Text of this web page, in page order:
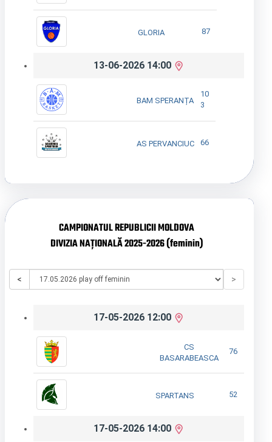
GLORIA 87
13-06-2026 14:00
BAM SPERANȚA
10
3
AS PERVANCIUC 66
CAMPIONATUL REPUBLICII MOLDOVA
DIVIZIA NAȚIONALĂ 2025-2026 (feminin)
< >
17-05-2026 12:00
CS
BASARABEASCA
76
SPARTANS 52
17-05-2026 14:00